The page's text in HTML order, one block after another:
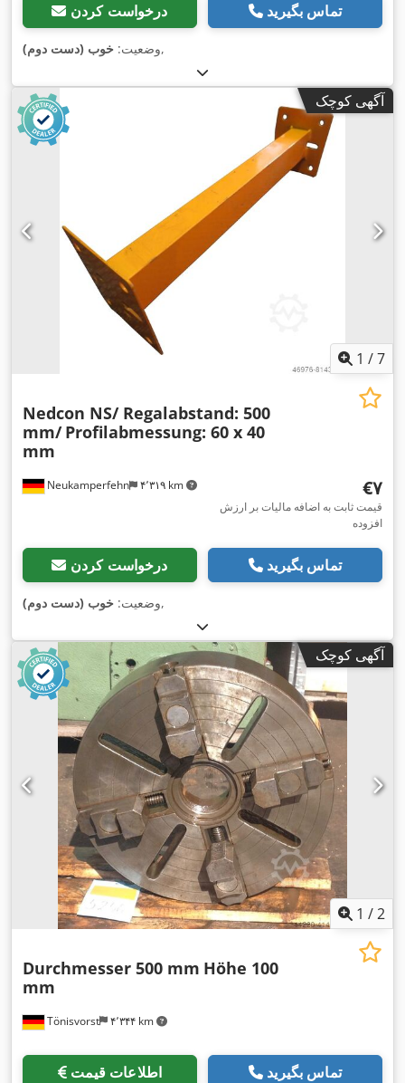
درخواست کردن تماس بگیرید
وضعیت: خوب (دست دوم) ,
آگهی کوچک
1 /7
Neukamperfehn ۴٬۳۱۹ km
Nedcon NS/ Regalabstand: 500
mm/ Profilabmessung: 60 x 40
mm
‎€۷
قیمت ثابت به اضافه مالیات بر ارزش
افزوده
درخواست کردن تماس بگیرید
وضعیت: خوب (دست دوم) ,
آگهی کوچک
1 /2
Tönisvorst ۴٬۳۴۴ km
Durchmesser 500 mm Höhe 100
mm
اطلاعات قیمت تماس بگیرید